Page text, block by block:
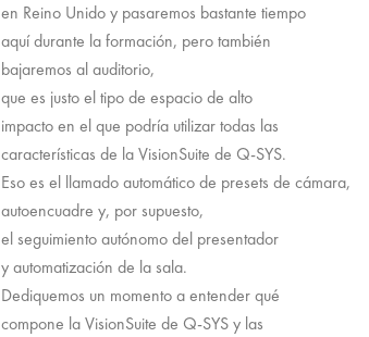
en Reino Unido y pasaremos bastante tiempo
aquí durante la formación, pero también
bajaremos al auditorio,
que es justo el tipo de espacio de alto
impacto en el que podría utilizar todas las
características de la VisionSuite de Q-SYS.
Eso es el llamado automático de presets de cámara,
autoencuadre y, por supuesto,
el seguimiento autónomo del presentador
y automatización de la sala.
Dediquemos un momento a entender qué
compone la VisionSuite de Q-SYS y las